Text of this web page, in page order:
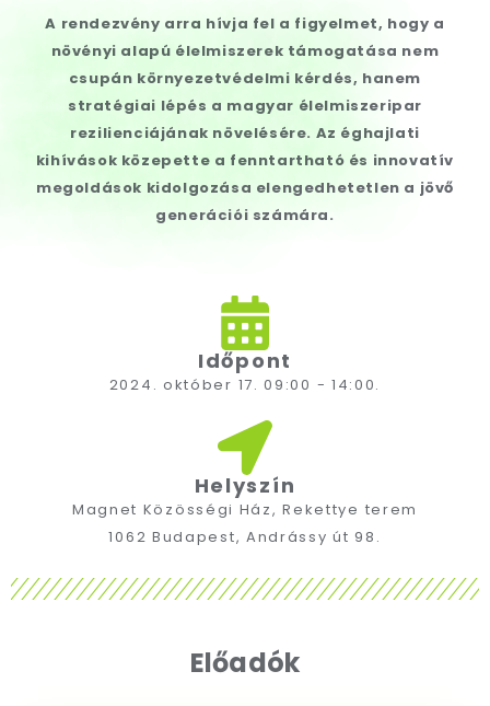
A rendezvény arra hívja fel a figyelmet, hogy a
növényi alapú élelmiszerek támogatása nem
csupán környezetvédelmi kérdés, hanem
stratégiai lépés a magyar élelmiszeripar
rezilienciájának növelésére. Az éghajlati
kihívások közepette a fenntartható és innovatív
megoldások kidolgozása elengedhetetlen a jövő
generációi számára.
Időpont
2024. október 17. 09:00 - 14:00.
Helyszín
Magnet Közösségi Ház, Rekettye terem
1062 Budapest, Andrássy út 98.
Előadók